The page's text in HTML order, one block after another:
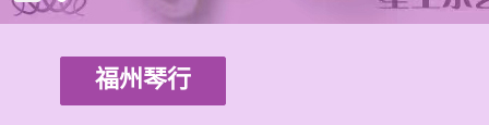
福州琴行